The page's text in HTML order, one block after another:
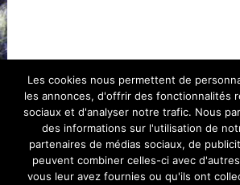
Les cookies nous permettent de
les annonces, d'offrir des fonctionnalités
sociaux et d'analyser notre trafic. Nous
des informations sur l'utilisation de
partenaires de médias sociaux, de
peuvent combiner celles-ci avec
vous leur avez fournies ou qu'ils ont